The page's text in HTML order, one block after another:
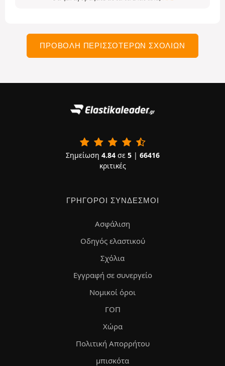
ΠΡΟΒΟΛΉ ΠΕΡΙΣΣΌΤΕΡΩΝ ΣΧΟΛΊΩΝ
Σημείωση 4.84σε 5| 66416
κριτικές
ΓΡΉΓΟΡΟΙ ΣΎΝΔΕΣΜΟΙ
Ασφάλιση
Οδηγός ελαστικού
Σχόλια
Εγγραφή σε συνεργείο
Νομικοί όροι
ΓΟΠ
Χώρα
Πολιτική Απορρήτου
μπισκότα